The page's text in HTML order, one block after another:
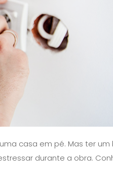
casa em pé. Mas ter um
durante a obra.